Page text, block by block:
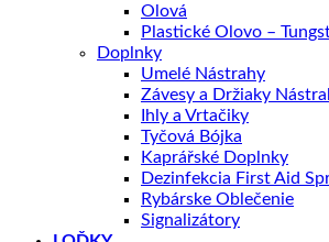
Olová
Plastické Olovo –
Doplnky
Umelé Nástrahy
Závesy a Držiaky
Ihly a Vrtačiky
Tyčová Bójka
Kaprářské Doplnky
Dezinfekcia First Aid
Rybárske Oblečenie
Signalizátory